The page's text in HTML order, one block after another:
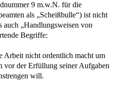
9 m.w.N. für die
als „Scheißbulle“) ist nicht
auch „Handlungsweisen von
Begriffe:
Arbeit nicht ordentlich macht um
vor der Erfüllung seiner Aufgaben
will.